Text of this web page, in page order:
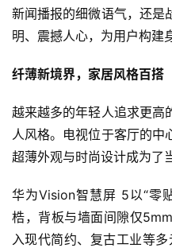
首
页
新闻播报的细微语气，还是
明、震撼人心，为用户构建
纤薄新境界，家居风格百搭
越来越多的年轻人追求更高
人风格。电视位于客厅的中
超薄外观与时尚设计成为了
华为Vision智慧屏 5以“零
梏，背板与墙面间隙仅
入现代简约、复古工业等